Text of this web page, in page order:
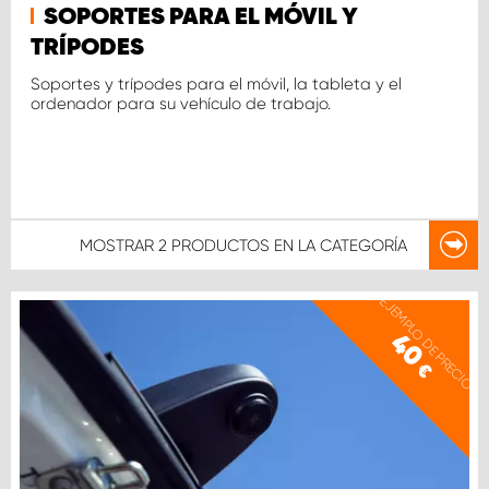
SOPORTES PARA EL MÓVIL Y
TRÍPODES
Soportes y trípodes para el móvil, la tableta y el
ordenador para su vehículo de trabajo.
MOSTRAR 2 PRODUCTOS EN LA CATEGORÍA
EJEMPLO DE PRECIO
40
€